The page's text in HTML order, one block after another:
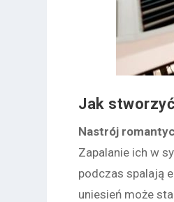
Jak
Nastrój
Zapalanie ich w
podczas spalają
uniesień może